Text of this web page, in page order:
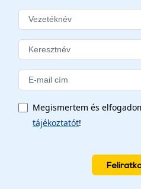
Megismertem és
tájékoztatót!